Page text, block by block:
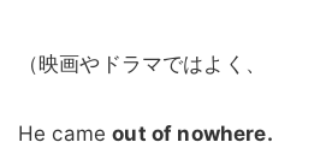
（映画やドラマではよく、
He cameout of nowhere.